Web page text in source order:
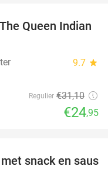
20%
Queen Indian
9.7 star
Regulier €31,10
€24,95
20%
snack en saus